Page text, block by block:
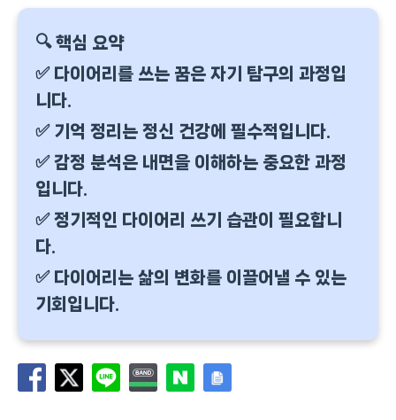
🔍 핵심 요약
✅ 다이어리를 쓰는 꿈은 자기 탐구의 과정입
니다.
✅ 기억 정리는 정신 건강에 필수적입니다.
✅ 감정 분석은 내면을 이해하는 중요한 과정
입니다.
✅ 정기적인 다이어리 쓰기 습관이 필요합니
다.
✅ 다이어리는 삶의 변화를 이끌어낼 수 있는
기회입니다.